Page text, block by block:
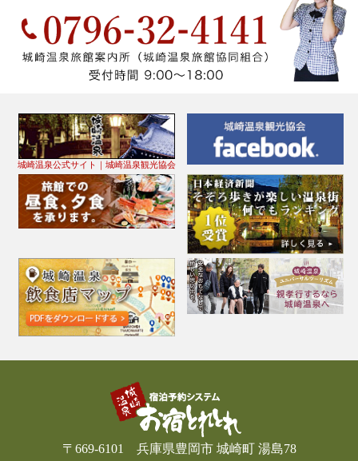
城崎温泉公式サイト｜城崎温泉観光協会
〒669-6101 兵庫県豊岡市 城崎町 湯島78